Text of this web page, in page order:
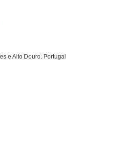
e Alto Douro. Portugal